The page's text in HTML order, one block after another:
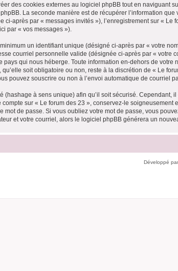
des cookies externes au logiciel phpBB tout en naviguant
La seconde manière est de récupérer l’information
ci-après par « messages invités »), l’enregistrement sur «
par « vos messages »).
un identifiant unique (désigné ci-après par « votre
courriel personnelle valide (désignée ci-après par « votre
qui nous héberge. Toute information en-dehors de
qu’elle soit obligatoire ou non, reste à la discrétion de « Le
pouvez souscrire ou non à l’envoi automatique de courriel
(hashage à sens unique) afin qu’il soit sécurisé.
compte sur « Le forum des 23 », conservez-le
mot de passe. Si vous oubliez votre mot de passe, vous
et votre courriel, alors le logiciel phpBB générera un
Développé